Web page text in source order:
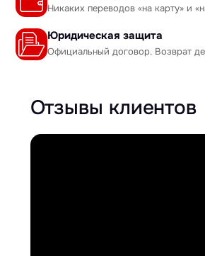
Никаких переводов «на карту» и
Юридическая защита
Официальный договор. Возврат
Отзывы клиентов